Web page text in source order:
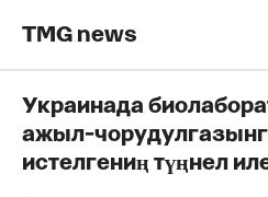
TMG news
Украинада
ажыл-
истелгениң түңнел